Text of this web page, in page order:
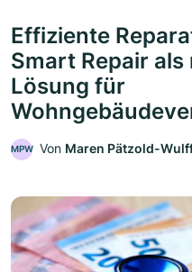
Effiziente
Smart Repair
Lösung für
MPW Von Maren Pätzold-